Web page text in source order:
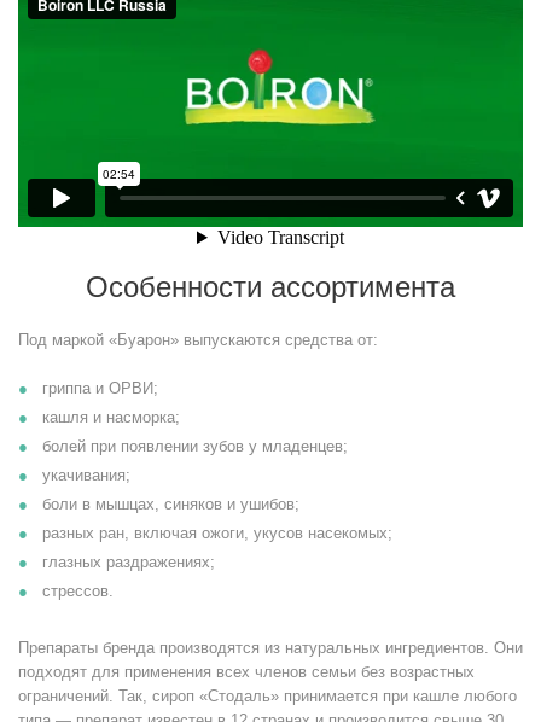
Особенности ассортимента
Под маркой «Буарон» выпускаются средства от:
гриппа и ОРВИ;
кашля и насморка;
болей при появлении зубов у младенцев;
укачивания;
боли в мышцах, синяков и ушибов;
разных ран, включая ожоги, укусов насекомых;
глазных раздражениях;
стрессов.
Препараты бренда производятся из натуральных ингредиентов. Они
подходят для применения всех членов семьи без возрастных
ограничений. Так, сироп «Стодаль» принимается при кашле любого